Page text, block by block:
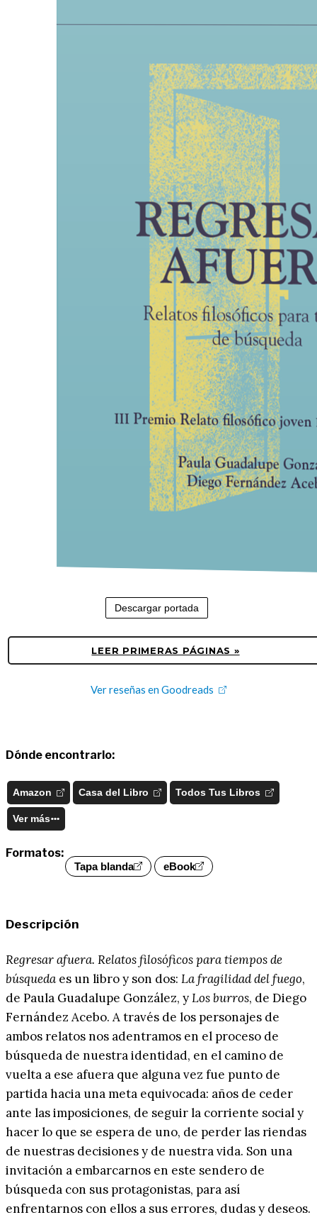
Descargar portada
LEER PRIMERAS PÁGINAS »
Ver reseñas en Goodreads
Dónde encontrarlo:
Amazon Casa del Libro Todos Tus Libros
Ver más
Formatos:
Tapa blanda eBook
Descripción
Regresar afuera. Relatos filosóficos para tiempos de
búsqueda es un libro y son dos: La fragilidad del fuego,
de Paula Guadalupe González, yLos burros, de Diego
Fernández Acebo. A través de los personajes de
ambos relatos nos adentramos en el proceso de
búsqueda de nuestra identidad, en el camino de
vuelta a ese afuera que alguna vez fue punto de
partida hacia una meta equivocada: años de ceder
ante las imposiciones, de seguir la corriente social y
hacer lo que se espera de uno, de perder las riendas
de nuestras decisiones y de nuestra vida. Son una
invitación a embarcarnos en este sendero de
búsqueda con sus protagonistas, para así
enfrentarnos con ellos a sus errores, dudas y deseos.